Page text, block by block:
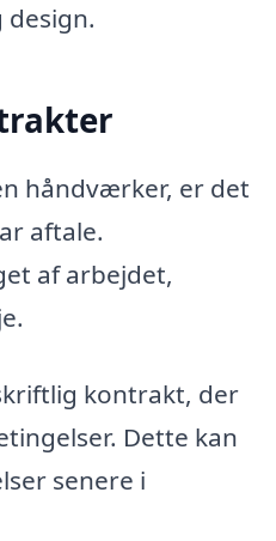
håndværker, er det
aftale.
af arbejdet,
kontrakt, der
Dette kan
senere i